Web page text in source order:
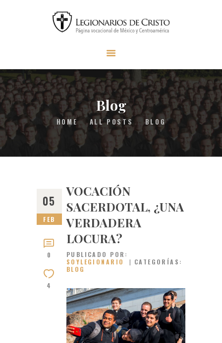
Blog
HOME ALL POSTS BLOG
MISIÓN LC
MATERIAL
FAQS
CONTACTO
DONAR
05
FEB
0
4
VOCACIÓN
SACERDOTAL, ¿UNA
VERDADERA
LOCURA?
PUBLICADO POR:
SOYLEGIONARIO
CATEGORÍAS:
BLOG